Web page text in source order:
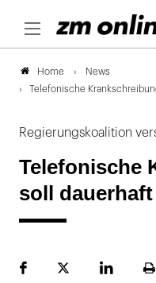
Home
News
Telefonische
Regierungskoalition
Telefonische
soll
FacebookPlattformLinekdIn